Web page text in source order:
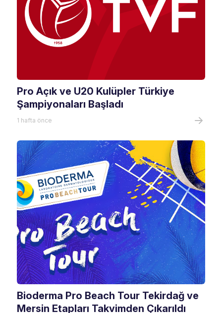
Pro Açık ve U20 Kulüpler Türkiye
Şampiyonaları Başladı
1 hafta önce
Bioderma Pro Beach Tour Tekirdağ ve
Mersin Etapları Takvimden Çıkarıldı